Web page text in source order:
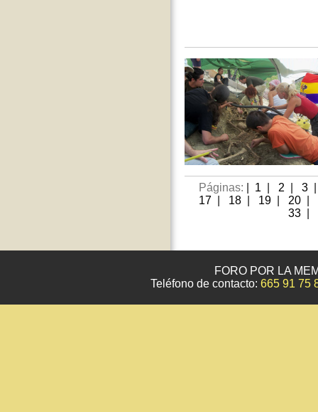
Páginas: 1 2 3
17
18 19 20
33
FORO POR LA
Teléfono de contacto: 665 91 75